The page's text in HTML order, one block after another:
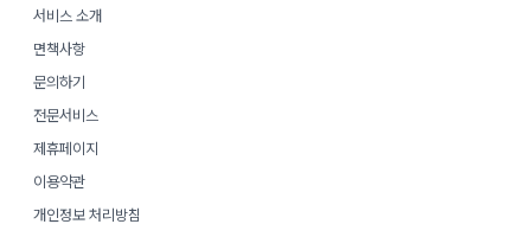
서비스 소개
면책사항
문의하기
전문서비스
제휴페이지
이용약관
개인정보 처리방침